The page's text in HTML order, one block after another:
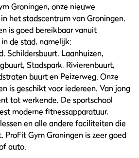
Groningen, onze nieuwe
het stadscentrum van Groningen.
is goed bereikbaar vanuit
de stad, namelijk:
Schildersbuurt, Laanhuizen,
Stadspark, Rivierenbuurt,
buurt en Peizerweg. Onze
is geschikt voor iedereen. Van jong
tot werkende. De sportschool
moderne fitnessapparatuur,
en alle andere faciliteiten die
ProFit Gym Groningen is zeer goed
auto.